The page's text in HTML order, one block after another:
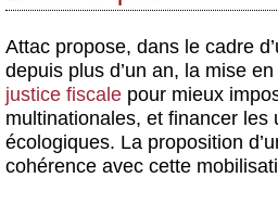
Attac propose, dans le cadre
depuis plus d’un an, la mise
justice fiscale pour mieux
multinationales, et financer les
écologiques. La proposition
cohérence avec cette